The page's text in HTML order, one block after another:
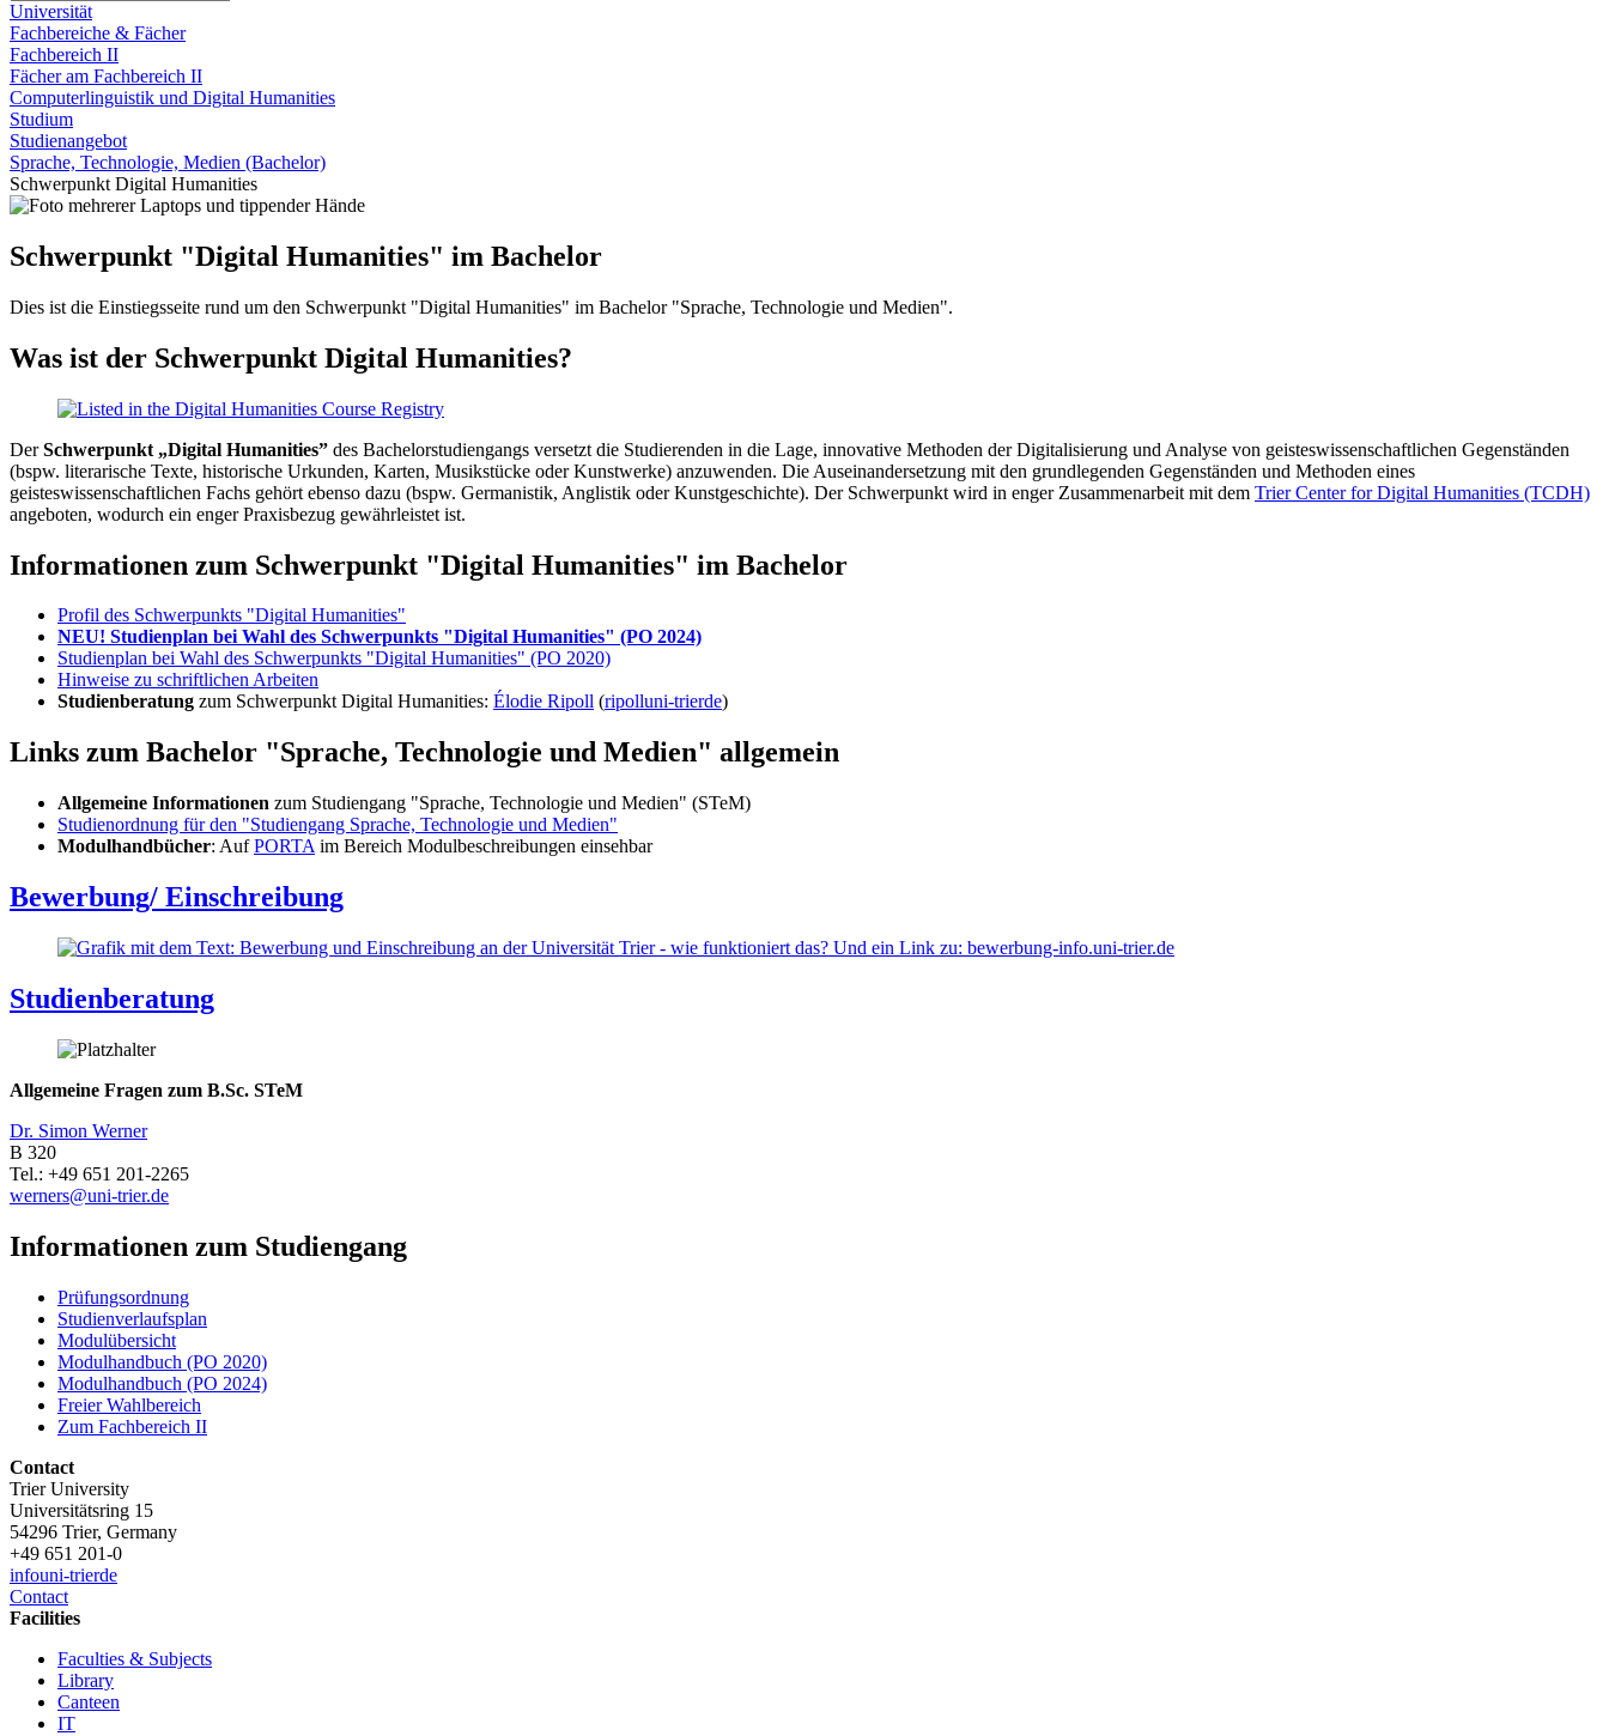
Universität
Fachbereiche & Fächer
Fachbereich II
Fächer am Fachbereich II
Computerlinguistik und Digital Humanities
Studium
Studienangebot
Sprache, Technologie, Medien (Bachelor)
Schwerpunkt Digital Humanities
Schwerpunkt "Digital Humanities" im Bachelor
Dies ist die Einstiegsseite rund um den Schwerpunkt "Digital Humanities" im Bachelor "Sprache, Technologie und Medien".
Was ist der Schwerpunkt Digital Humanities?
DerSchwerpunkt „Digital Humanities” des Bachelorstudiengangs versetzt die Studierenden in die Lage, innovative Methoden der Digitalisierung und Analyse von geisteswissenschaftlichen Gegenständen
(bspw. literarische Texte, historische Urkunden, Karten, Musikstücke oder Kunstwerke) anzuwenden. Die Auseinandersetzung mit den grundlegenden Gegenständen und Methoden eines
geisteswissenschaftlichen Fachs gehört ebenso dazu (bspw. Germanistik, Anglistik oder Kunstgeschichte). Der Schwerpunkt wird in enger Zusammenarbeit mit dem Trier Center for Digital Humanities (TCDH)
angeboten, wodurch ein enger Praxisbezug gewährleistet ist.
Informationen zum Schwerpunkt "Digital Humanities" im Bachelor
Profil des Schwerpunkts "Digital Humanities"
NEU! Studienplan bei Wahl des Schwerpunkts "Digital Humanities" (PO 2024)
Studienplan bei Wahl des Schwerpunkts "Digital Humanities" (PO 2020)
Hinweise zu schriftlichen Arbeiten
Studienberatung zum Schwerpunkt Digital Humanities: Élodie Ripoll (ripolluni-trierde)
Links zum Bachelor "Sprache, Technologie und Medien" allgemein
Allgemeine Informationen zum Studiengang "Sprache, Technologie und Medien" (STeM)
Studienordnung für den "Studiengang Sprache, Technologie und Medien"
Modulhandbücher: AufPORTA im Bereich Modulbeschreibungen einsehbar
Bewerbung/ Einschreibung
Studienberatung
Allgemeine Fragen zum B.Sc. STeM
Dr. Simon Werner
B 320
Tel.: +49 651 201-2265
werners@uni-trier.de
Informationen zum Studiengang
Prüfungsordnung
Studienverlaufsplan
Modulübersicht
Modulhandbuch (PO 2020)
Modulhandbuch (PO 2024)
Freier Wahlbereich
Zum Fachbereich II
Contact
Trier University
Universitätsring 15
54296 Trier, Germany
+49 651 201-0
infouni-trierde
Contact
Facilities
Faculties & Subjects
Library
Canteen
IT